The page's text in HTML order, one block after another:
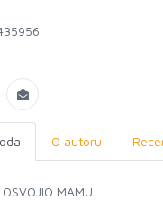
O autoru
MAMU